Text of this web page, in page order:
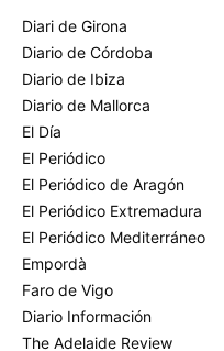
Diari de Girona
Diario de Córdoba
Diario de Ibiza
Diario de Mallorca
El Día
El Periódico
El Periódico de Aragón
El Periódico Extremadura
El Periódico Mediterráneo
Empordà
Faro de Vigo
Diario Información
The Adelaide Review